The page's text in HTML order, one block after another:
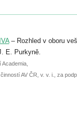
do 6. září.
přednášky nebo
června.
– Rozhled v oboru
E. Purkyně.
AV ČR, v. v. i., za